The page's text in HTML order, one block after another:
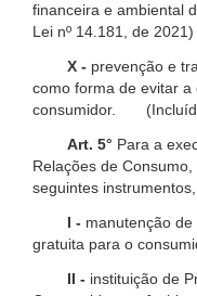
financeira e
Lei nº 14.181, de 2021)
X - prevenção e
como forma de evitar a
consumidor. (Incluído
Art. 5° Para a
Relações de
seguintes
I - manutenção
gratuita para o
II - instituição de